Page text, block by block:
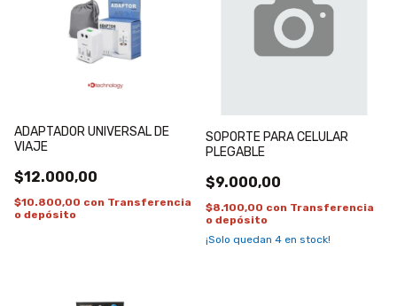
ADAPTADOR UNIVERSAL DE
VIAJE
$12.000,00
$10.800,00 con Transferencia
o depósito
SOPORTE PARA CELULAR
PLEGABLE
$9.000,00
$8.100,00 con Transferencia
o depósito
¡Solo quedan 4 en stock!